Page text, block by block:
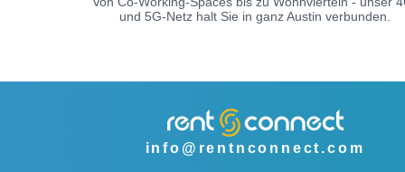
und 5G-Netz halt Sie in ganz Austin verbunden.
info@rentnconnect.com